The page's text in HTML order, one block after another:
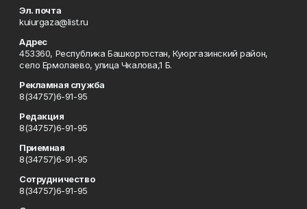
Эл. почта
kuiurgaza@list.ru
Адрес
453360, Республика Башкортостан, Куюргазинский район,
село Ермолаево, улица Чкалова,1 Б.
Рекламная служба
8(34757)6-91-95
Редакция
8(34757)6-91-95
Приемная
8(34757)6-91-95
Сотрудничество
8(34757)6-91-95